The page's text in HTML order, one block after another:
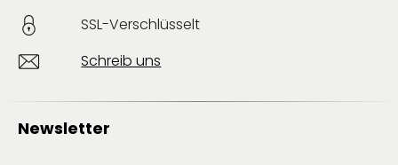
SSL-Verschlüsselt
Schreib uns
Newsletter